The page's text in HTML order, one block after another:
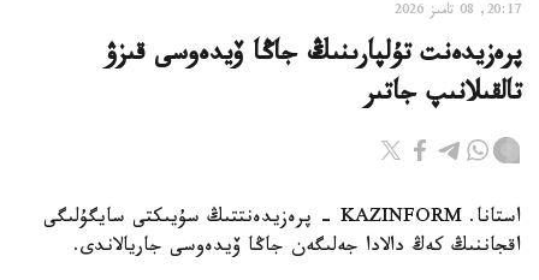
20:17, 08 تامىز 2026
پرەزيدەنت تۇلپارىنىڭ جاڭا ۆيدەوسى قىزۋ
تالقىلانىپ جاتىر
استانا. KAZINFORM - پرەزيدەنتتىڭ سۇيىكتى سايگۇلىگى
اقجاننىڭ كەڭ دالادا جەلىگەن جاڭا ۆيدەوسى جاريالاندى.